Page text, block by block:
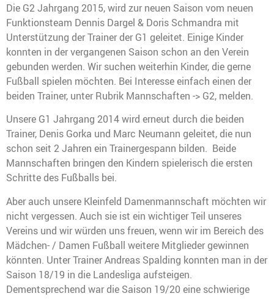
Die G2 Jahrgang 2015, wird zur neuen Saison vom neuen
Funktionsteam Dennis Dargel & Doris Schmandra mit
Unterstützung der Trainer der G1 geleitet. Einige Kinder
konnten in der vergangenen Saison schon an den Verein
gebunden werden. Wir suchen weiterhin Kinder, die gerne
Fußball spielen möchten. Bei Interesse einfach einen der
beiden Trainer, unter Rubrik Mannschaften -> G2, melden.
Unsere G1 Jahrgang 2014 wird erneut durch die beiden
Trainer, Denis Gorka und Marc Neumann geleitet, die nun
schon seit 2 Jahren ein Trainergespann bilden. Beide
Mannschaften bringen den Kindern spielerisch die ersten
Schritte des Fußballs bei.
Aber auch unsere Kleinfeld Damenmannschaft möchten wir
nicht vergessen. Auch sie ist ein wichtiger Teil unseres
Vereins und wir würden uns freuen, wenn wir im Bereich des
Mädchen- / Damen Fußball weitere Mitglieder gewinnen
könnten. Unter Trainer Andreas Spalding konnten man in der
Saison 18/19 in die Landesliga aufsteigen.
Dementsprechend war die Saison 19/20 eine schwierige